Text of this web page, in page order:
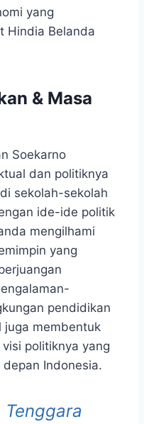
yang
Hindia Belanda
& Masa
Soekarno
dan politiknya
sekolah-sekolah
ide-ide politik
mengilhami
yang
pendidikan
juga membentuk
politiknya yang
Indonesia.
Tenggara